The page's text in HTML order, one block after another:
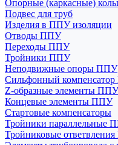
Опорные (каркасные)
Подвес для труб
Изделия в ППУ изоляции
Отводы ППУ
Переходы ППУ
Тройники ППУ
Неподвижные опоры ППУ
Cильфонный
Z-образные элементы ППУ
Концевые элементы ППУ
Стартовые компенсаторы
Тройники параллельные
Тройниковые